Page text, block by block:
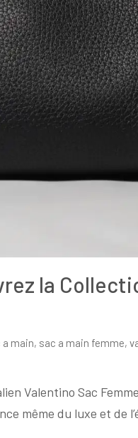
la
a main, sac a main femme,
Valentino Sac
même du luxe et de